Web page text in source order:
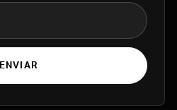
ENVIAR